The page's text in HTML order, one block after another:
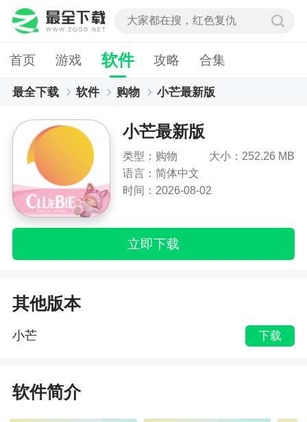
首页 游戏 软件 攻略 合集
最全下载 软件 购物 小芒最新版
小芒最新版
类型：购物
大小：252.26 MB
语言：简体中文
时间：2026-08-02
立即下载
其他版本
小芒 下载
软件简介